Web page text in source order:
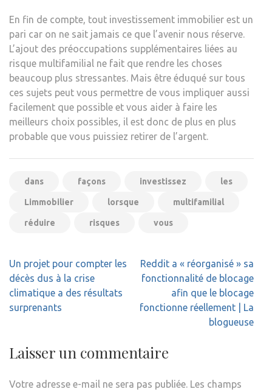
En fin de compte, tout investissement immobilier est un
pari car on ne sait jamais ce que l’avenir nous réserve.
L’ajout des préoccupations supplémentaires liées au
risque multifamilial ne fait que rendre les choses
beaucoup plus stressantes. Mais être éduqué sur tous
ces sujets peut vous permettre de vous impliquer aussi
facilement que possible et vous aider à faire les
meilleurs choix possibles, il est donc de plus en plus
probable que vous puissiez retirer de l’argent.
dans façons investissez les
Limmobilier lorsque multifamilial
réduire risques vous
Navigation
de
l’article
Un projet pour compter les
décès dus à la crise
climatique a des résultats
surprenants
Reddit a « réorganisé » sa
fonctionnalité de blocage
afin que le blocage
fonctionne réellement | La
blogueuse
Laisser un commentaire
Votre adresse e-mail ne sera pas publiée. Les champs